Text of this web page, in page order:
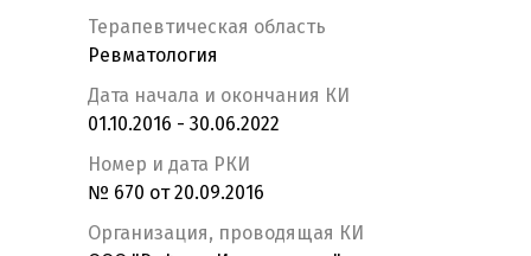
Терапевтическая область
Ревматология
Дата начала и окончания КИ
01.10.2016 - 30.06.2022
Номер и дата РКИ
№ 670 от 20.09.2016
Организация, проводящая КИ